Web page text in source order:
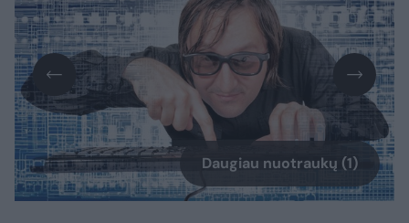
Daugiau nuotraukų (1)